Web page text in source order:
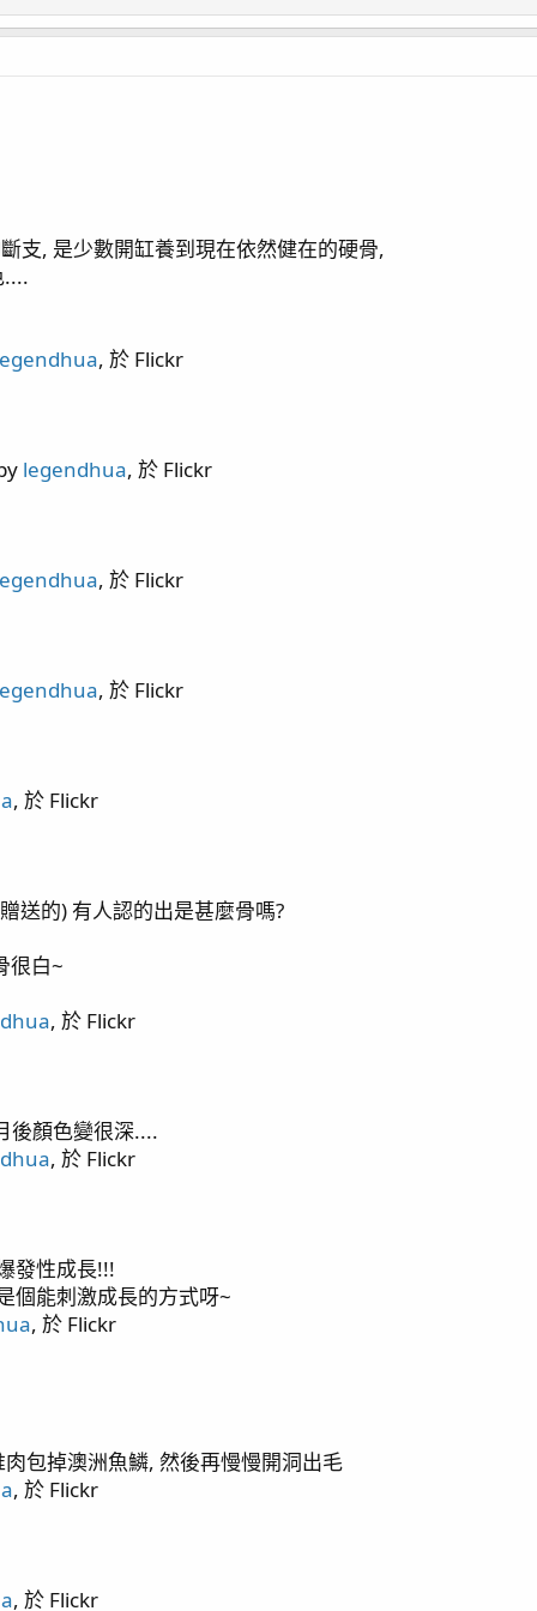
/ 虎耳吞扣
子 抓奶嘴 / 刷玻璃 攪底砂
歸來 / 哥吉拉
支, 是少數開缸養到現在依然健在的硬骨,
....
, 於 Flickr
legendhua, 於 Flickr
, 於 Flickr
, 於 Flickr
, 於 Flickr
送的) 有人認的出是甚麼骨嗎?
很白~
, 於 Flickr
後顏色變很深....
, 於 Flickr
發性成長!!!
個能刺激成長的方式呀~
, 於 Flickr
包掉澳洲魚鱗, 然後再慢慢開洞出毛
, 於 Flickr
, 於 Flickr